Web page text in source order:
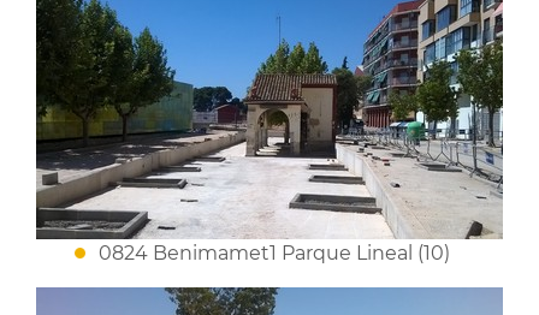
0824 Benimamet1 Parque Lineal (10)